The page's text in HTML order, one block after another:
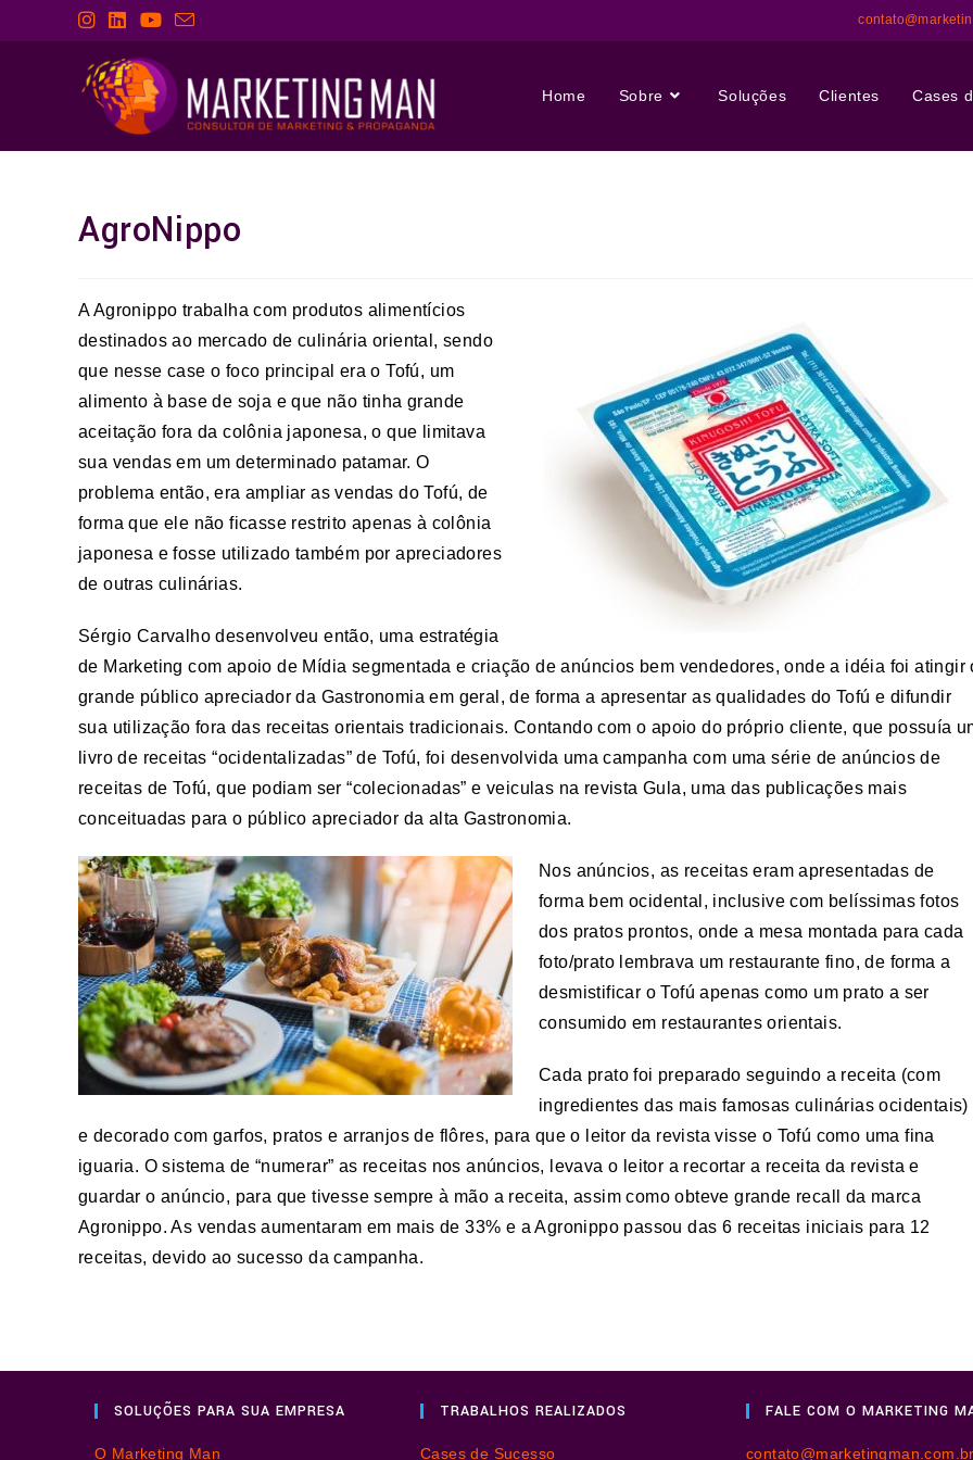
Home Sobre Soluções Clientes Cases
AgroNippo
A Agronippo trabalha com produtos alimentícios
destinados ao mercado de culinária oriental, sendo
que nesse case o foco principal era o Tofú, um
alimento à base de soja e que não tinha grande
aceitação fora da colônia japonesa, o que limitava
sua vendas em um determinado patamar. O
problema então, era ampliar as vendas do Tofú, de
forma que ele não ficasse restrito apenas à colônia
japonesa e fosse utilizado também por apreciadores
de outras culinárias.
Sérgio Carvalho desenvolveu então, uma estratégia
de Marketing com apoio de Mídia segmentada e criação de anúncios bem vendedores, onde a idéia foi atingir
grande público apreciador da Gastronomia em geral, de forma a apresentar as qualidades do Tofú e difundir
sua utilização fora das receitas orientais tradicionais. Contando com o apoio do próprio cliente, que possuía
livro de receitas “ocidentalizadas” de Tofú, foi desenvolvida uma campanha com uma série de anúncios de
receitas de Tofú, que podiam ser “colecionadas” e veiculas na revista Gula, uma das publicações mais
conceituadas para o público apreciador da alta Gastronomia.
Nos anúncios, as receitas eram apresentadas de
forma bem ocidental, inclusive com belíssimas fotos
dos pratos prontos, onde a mesa montada para cada
foto/prato lembrava um restaurante fino, de forma a
desmistificar o Tofú apenas como um prato a ser
consumido em restaurantes orientais.
Cada prato foi preparado seguindo a receita (com
ingredientes das mais famosas culinárias ocidentais)
e decorado com garfos, pratos e arranjos de flôres, para que o leitor da revista visse o Tofú como uma fina
iguaria. O sistema de “numerar” as receitas nos anúncios, levava o leitor a recortar a receita da revista e
guardar o anúncio, para que tivesse sempre à mão a receita, assim como obteve grande recall da marca
Agronippo. As vendas aumentaram em mais de 33% e a Agronippo passou das 6 receitas iniciais para 12
receitas, devido ao sucesso da campanha.
SOLUÇÕES PARA SUA EMPRESA
O Marketing Man
TRABALHOS REALIZADOS
Cases de Sucesso
FALE COM O MARKETING